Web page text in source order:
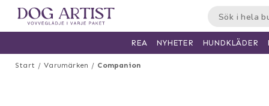
Start Varumärken Companion
REA NYHETER HUNDKLÄDER